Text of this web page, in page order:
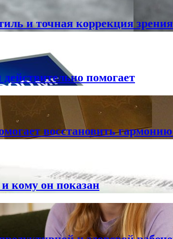
и точная коррекция зрения
помогает
восстановить
кому он показан